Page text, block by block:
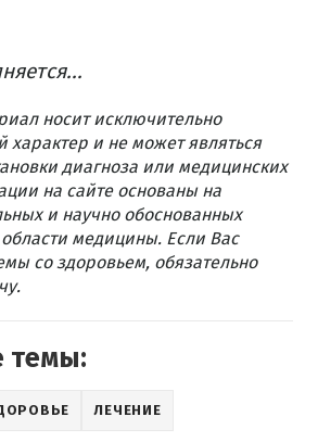
носит исключительно
и не может являться
диагноза или медицинских
на сайте основаны на
и научно обоснованных
медицины. Если Вас
со здоровьем, обязательно
темы:
ЛЕЧЕНИЕ